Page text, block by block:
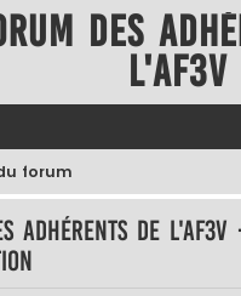
des
l'AF3V
forum
adhérents de